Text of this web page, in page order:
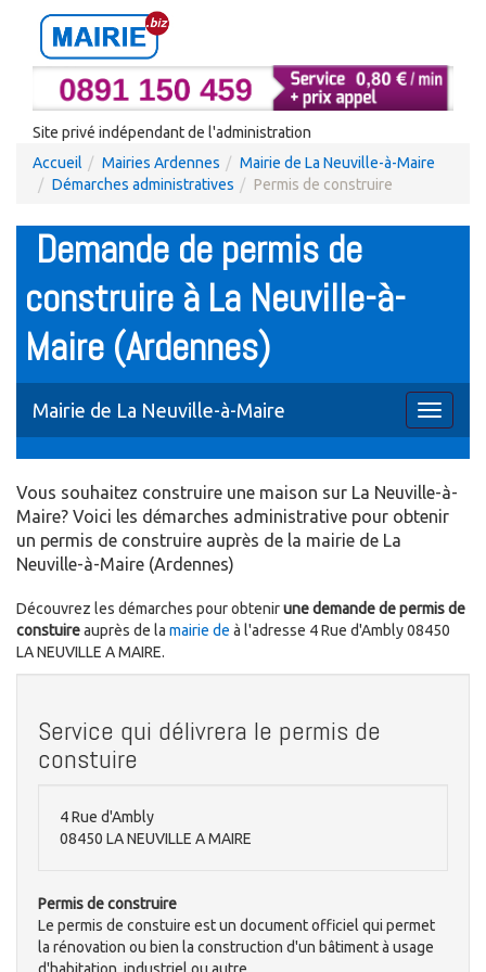
Site privé indépendant de l'administration
Accueil
Mairies Ardennes
Mairie de La Neuville-à-Maire
Démarches administratives
Permis de construire
Demande de permis de
construire à La Neuville-à-
Maire (Ardennes)
Toggle
Mairie de La Neuville-à-Maire
Vous souhaitez construire une maison sur La Neuville-à-
Maire? Voici les démarches administrative pour obtenir
un permis de construire auprès de la mairie de La
Neuville-à-Maire (Ardennes)
Découvrez les démarches pour obtenirune demande de permis de
constuireauprès de la mairie de à l'adresse 4 Rue d'Ambly 08450
LA NEUVILLE A MAIRE.
Service qui délivrera le permis de
constuire
4 Rue d'Ambly
08450 LA NEUVILLE A MAIRE
Permis de construire
Le permis de constuire est un document officiel qui permet
la rénovation ou bien la construction d'un bâtiment à usage